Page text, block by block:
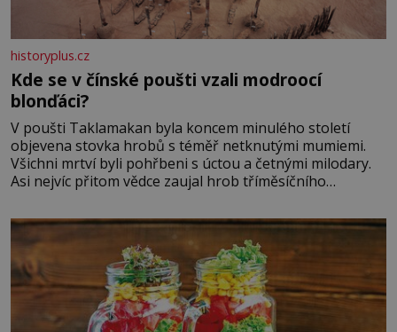
historyplus.cz
Kde se v čínské poušti vzali modroocí
blonďáci?
V poušti Taklamakan byla koncem minulého století
objevena stovka hrobů s téměř netknutými mumiemi.
Všichni mrtví byli pohřbeni s úctou a četnými milodary.
Asi nejvíc přitom vědce zaujal hrob tříměsíčního
blonďaté vlásky. Fakt, že jsou těla dávných lidí nesmírně
dobře zachovalá, přičítají odborníci zdejším klimatickým
podmínkám. Sucho, prosolené písky a extrémně